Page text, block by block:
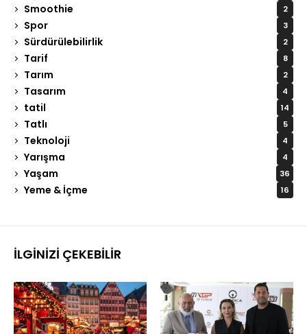
Smoothie 2
Spor 3
Sürdürülebilirlik 2
Tarif 8
Tarım 2
Tasarım 4
tatil 14
Tatlı 5
Teknoloji 4
Yarışma 4
Yaşam 36
Yeme & İçme 16
İLGINIZI ÇEKEBILIR